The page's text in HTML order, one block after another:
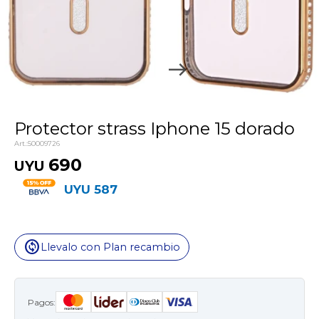
Protector strass Iphone 15 dorado
50009726
UYU 690
UYU 587
change_circleLlevalo con Plan recambio
Pagos: